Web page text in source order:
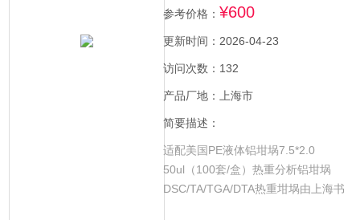
参考价格： ¥600
更新时间：2026-04-23
访问次数：132
产品厂地：上海市
简要描述：
适配美国PE液体铝坩埚7.5*2.0
50ul（100套/盒）热重分析铝坩埚
DSC/TA/TGA/DTA热重坩埚由上海书